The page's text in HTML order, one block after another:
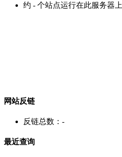
约 - 个站点运行在此服务器上
网站反链
反链总数： -
最近查询